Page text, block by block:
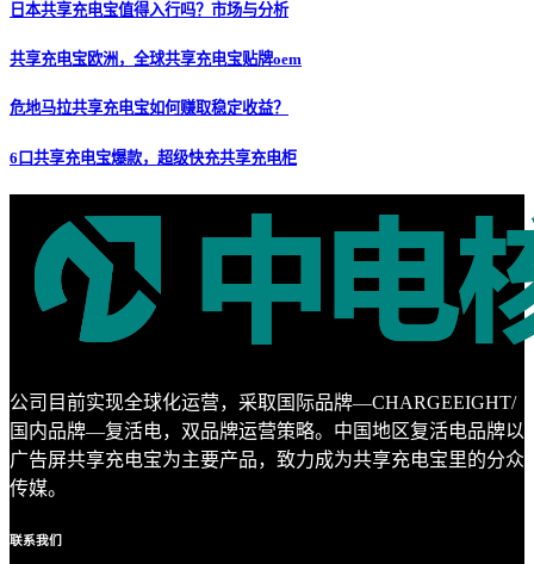
日本共享充电宝值得入行吗？市场与分析
共享充电宝欧洲，全球共享充电宝贴牌oem
危地马拉共享充电宝如何赚取稳定收益？
6口共享充电宝爆款，超级快充共享充电柜
公司目前实现全球化运营，采取国际品牌—CHARGEEIGHT/
国内品牌—复活电，双品牌运营策略。中国地区复活电品牌以
广告屏共享充电宝为主要产品，致力成为共享充电宝里的分众
传媒。
联系我们